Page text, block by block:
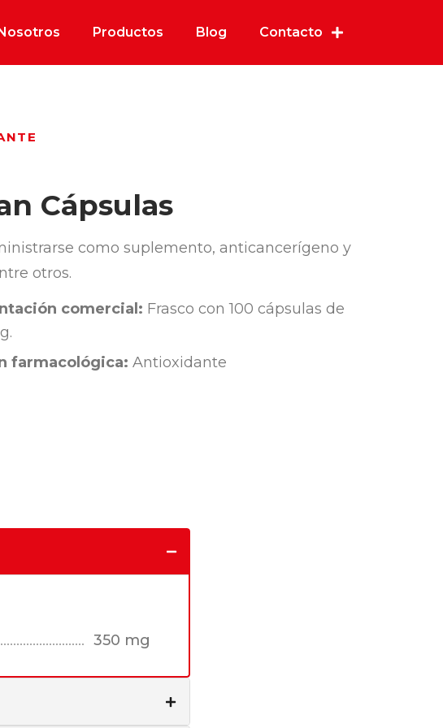
Productos Blog Contacto
Cápsulas
como suplemento, anticancerígeno y
otros.
comercial: Frasco con 100 cápsulas de
farmacológica: Antioxidante
350 mg